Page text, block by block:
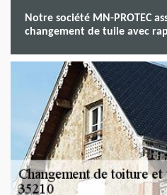
Notre société MN-PROTEC
changement de tuile avec